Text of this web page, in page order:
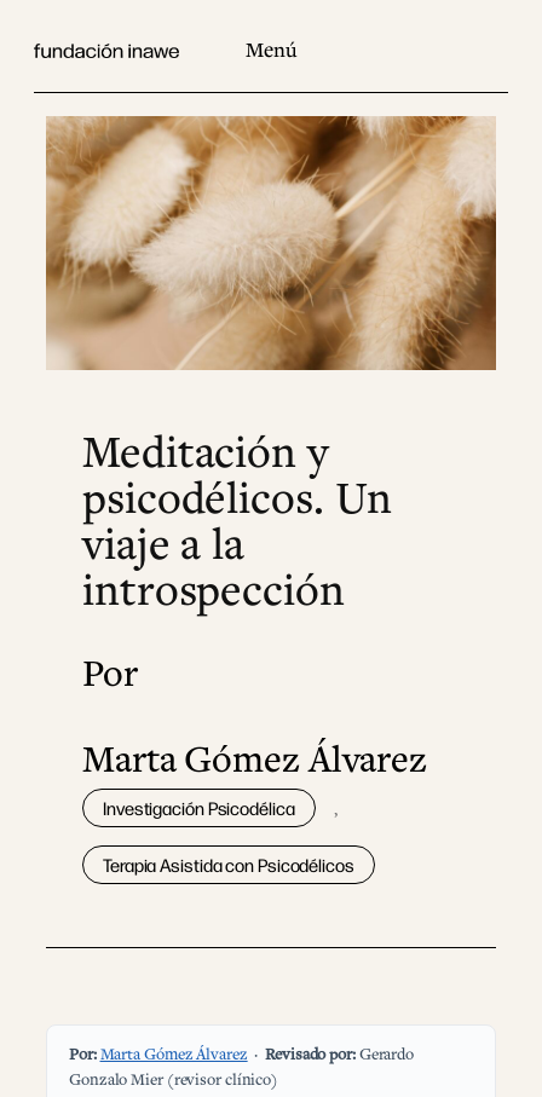
Meditación y
psicodélicos. Un
viaje a la
introspección
Por
Marta Gómez Álvarez
Investigación Psicodélica ,
Terapia Asistida con Psicodélicos
Por:Marta Gómez Álvarez ·Revisado por:Gerardo
Gonzalo Mier (revisor clínico)